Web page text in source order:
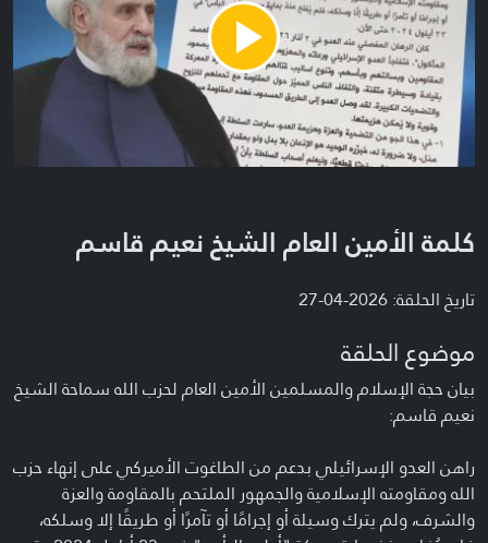
Play
Video
كلمة الأمين العام الشيخ نعيم قاسم
تاريخ الحلقة: 2026-04-27
موضوع الحلقة
بيان حجة الإسلام والمسلمين الأمين العام لحزب الله سماحة الشيخ
نعيم قاسم:
راهن العدو الإسرائيلي بدعم من الطاغوت الأميركي على إنهاء حزب
الله ومقاومته الإسلامية والجمهور الملتحم بالمقاومة والعزة
والشرف، ولم يترك وسيلة أو إجرامًا أو تآمرًا أو طريقًا إلا وسلكه،